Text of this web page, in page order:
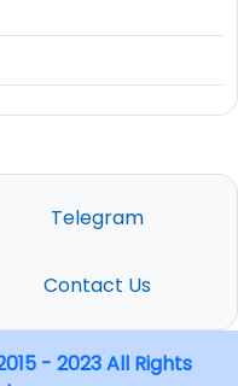
Telegram
Contact Us
- 2023 All Rights